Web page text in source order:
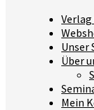
Unser
Über
Mein